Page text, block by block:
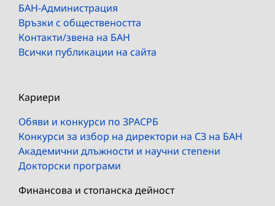
БАН-Администрация
Връзки с обществеността
Контакти/звена на БАН
Всички публикации на сайта
Кариери
Обяви и конкурси по ЗРАСРБ
Конкурси за избор на директори на СЗ на БАН
Академични длъжности и научни степени
Докторски програми
Финансова и стопанска дейност